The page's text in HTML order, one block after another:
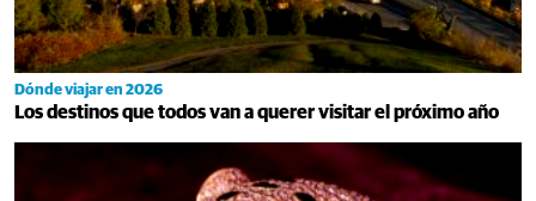
Dónde viajar en 2026
Los destinos que todos van a querer visitar el próximo año